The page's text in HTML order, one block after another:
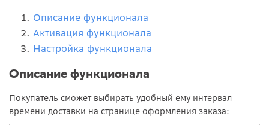
Описание функционала
Активация функционала
Настройка функционала
Описание функционала
Покупатель сможет выбирать удобный ему интервал
времени доставки на странице оформления заказа: